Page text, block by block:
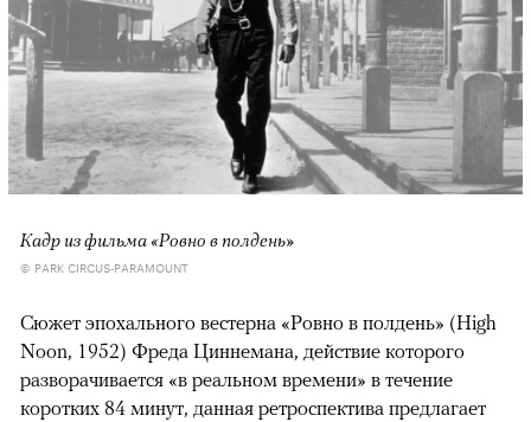
Кадр из фильма «Ровно в полдень»
© PARK CIRCUS-PARAMOUNT
Сюжет эпохального вестерна «Ровно в полдень» (High
Noon, 1952) Фреда Циннемана, действие которого
разворачивается «в реальном времени» в течение
коротких 84 минут, данная ретроспектива предлагает